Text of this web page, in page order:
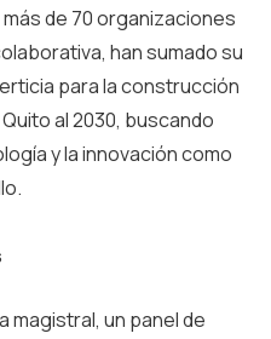
de 70 organizaciones
han sumado su
para la construcción
al 2030, buscando
y la innovación como
magistral, un panel de